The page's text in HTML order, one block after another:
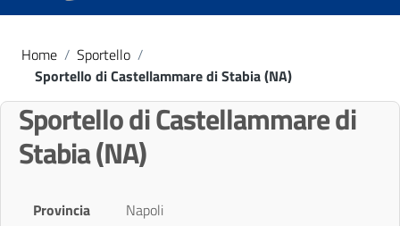
Home / Sportello /
Sportello di Castellammare di Stabia (NA)
Sportello di Castellammare di
Stabia (NA)
Provincia Napoli